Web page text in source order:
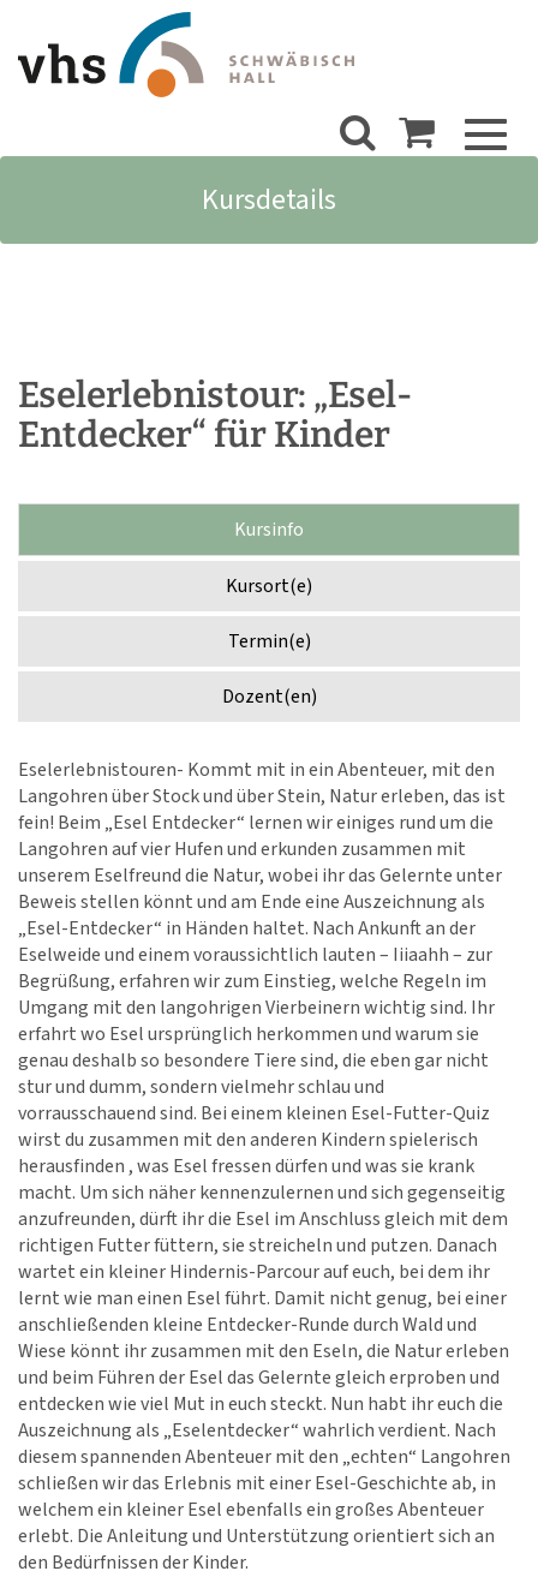
Kursdetails
Eselerlebnistour: „Esel-
Entdecker“ für Kinder
Kursinfo
Kursort(e)
Termin(e)
Dozent(en)
Eselerlebnistouren- Kommt mit in ein Abenteuer, mit den
Langohren über Stock und über Stein, Natur erleben, das ist
fein! Beim „Esel Entdecker“ lernen wir einiges rund um die
Langohren auf vier Hufen und erkunden zusammen mit
unserem Eselfreund die Natur, wobei ihr das Gelernte unter
Beweis stellen könnt und am Ende eine Auszeichnung als
„Esel-Entdecker“ in Händen haltet. Nach Ankunft an der
Eselweide und einem voraussichtlich lauten – Iiiaahh – zur
Begrüßung, erfahren wir zum Einstieg, welche Regeln im
Umgang mit den langohrigen Vierbeinern wichtig sind. Ihr
erfahrt wo Esel ursprünglich herkommen und warum sie
genau deshalb so besondere Tiere sind, die eben gar nicht
stur und dumm, sondern vielmehr schlau und
vorrausschauend sind. Bei einem kleinen Esel-Futter-Quiz
wirst du zusammen mit den anderen Kindern spielerisch
herausfinden , was Esel fressen dürfen und was sie krank
macht. Um sich näher kennenzulernen und sich gegenseitig
anzufreunden, dürft ihr die Esel im Anschluss gleich mit dem
richtigen Futter füttern, sie streicheln und putzen. Danach
wartet ein kleiner Hindernis-Parcour auf euch, bei dem ihr
lernt wie man einen Esel führt. Damit nicht genug, bei einer
anschließenden kleine Entdecker-Runde durch Wald und
Wiese könnt ihr zusammen mit den Eseln, die Natur erleben
und beim Führen der Esel das Gelernte gleich erproben und
entdecken wie viel Mut in euch steckt. Nun habt ihr euch die
Auszeichnung als „Eselentdecker“ wahrlich verdient. Nach
diesem spannenden Abenteuer mit den „echten“ Langohren
schließen wir das Erlebnis mit einer Esel-Geschichte ab, in
welchem ein kleiner Esel ebenfalls ein großes Abenteuer
erlebt. Die Anleitung und Unterstützung orientiert sich an
den Bedürfnissen der Kinder.